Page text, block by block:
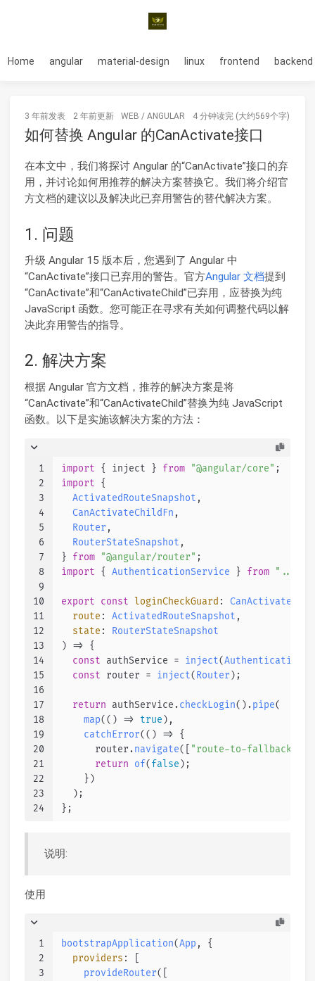
Home angular material-design linux frontend backend
3 年前发表 2 年前更新 WEB / ANGULAR 4 分钟读完 (大约569个字)
如何替换 Angular 的CanActivate接口
在本文中，我们将探讨 Angular 的“CanActivate”接口的弃
用，并讨论如何用推荐的解决方案替换它。我们将介绍官
方文档的建议以及解决此已弃用警告的替代解决方案。
1. 问题
升级 Angular 15 版本后，您遇到了 Angular 中
“CanActivate”接口已弃用的警告。官方Angular 文档提到
“CanActivate”和“CanActivateChild”已弃用，应替换为纯
JavaScript 函数。您可能正在寻求有关如何调整代码以解
决此弃用警告的指导。
2. 解决方案
根据 Angular 官方文档，推荐的解决方案是将
“CanActivate”和“CanActivateChild”替换为纯 JavaScript
函数。以下是实施该解决方案的方法：
1
2
3
4
5
6
7
8
9
10
11
12
13
14
15
16
17
18
19
20
21
22
23
24
import { inject } from "@angular/core" ;
import {
ActivatedRouteSnapshot ,
CanActivateChildFn ,
Router ,
RouterStateSnapshot ,
} from "@angular/router" ;
import { AuthenticationService } from "../
export const loginCheckGuard : CanActivateFn
route : ActivatedRouteSnapshot ,
state : RouterStateSnapshot
) => {
const authService = inject(
const router = inject( Router );
return authService.checkLogin().pipe(
map( () => true ),
catchError( () => {
      router.
navigate([
"route-to-fallback-
return
of( false );
    })
  );
};
说明:
使用
1
2
3
bootstrapApplication(App , {
providers : [
provideRouter([